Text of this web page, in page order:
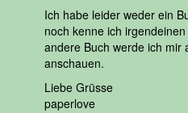
Ich habe leider weder ein
noch kenne ich
andere Buch werde ich mir
anschauen.
Liebe Grüsse
paperlove